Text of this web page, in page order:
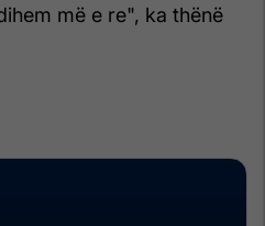
më e re", ka thënë